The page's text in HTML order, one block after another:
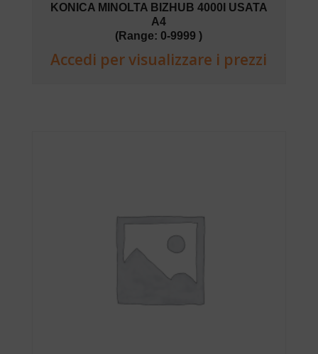
KONICA MINOLTA BIZHUB 4000I USATA
A4
(Range: 0-9999 )
Accedi per visualizzare i prezzi